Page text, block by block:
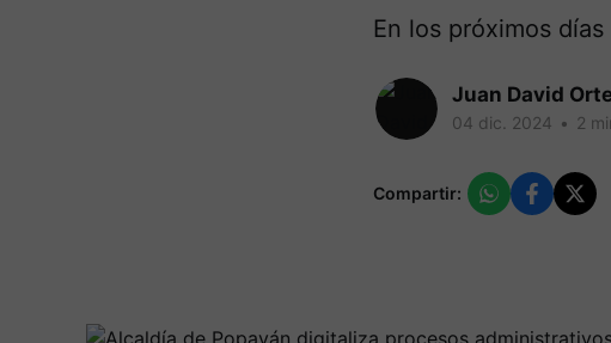
En los próximos
Juan David
04 dic. 2024 • 2
Compartir: